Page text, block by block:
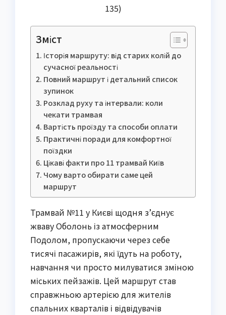
135)
Зміст
Історія маршруту: від старих колій до
сучасної реальності
Повний маршрут і детальний список
зупинок
Розклад руху та інтервали: коли
чекати трамвая
Вартість проїзду та способи оплати
Практичні поради для комфортної
поїздки
Цікаві факти про 11 трамвай Київ
Чому варто обирати саме цей
маршрут
Трамвай №11 у Києві щодня з’єднує
жваву Оболонь із атмосферним
Подолом, пропускаючи через себе
тисячі пасажирів, які їдуть на роботу,
навчання чи просто милуватися зміною
міських пейзажів. Цей маршрут став
справжньою артерією для жителів
спальних кварталів і відвідувачів